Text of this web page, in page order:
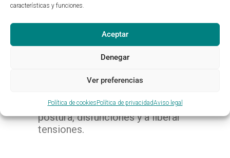
características y funciones.
Aceptar
Denegar
Ver preferencias
Política de cookiesPolítica de privacidadAviso legal
recuperación de lesiones
posturales, estructurales y
. Su objetivo principal, y
vocacional, es potenciar nuestro
bienestar corporal hasta el
También nos ayuda a mejorar la
postura, disfunciones y a liberar
tensiones.